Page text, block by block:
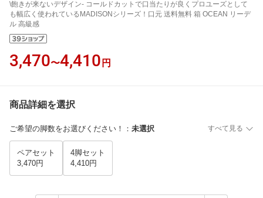
\飽きが来ないデザイン- コールドカットで口当たりが良くプロユーズとして
も幅広く使われているMADISONシリーズ！口元 送料無料 箱 OCEAN リーデ
ル 高級感
3,470〜4,410 円
商品詳細を選択
ご希望の脚数をお選びください！ ： 未選択 すべて見る
ペアセット
3,470円
4脚セット
4,410円